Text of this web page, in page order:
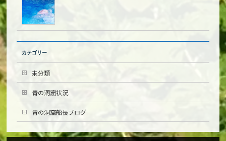
カテゴリー
未分類
青の洞窟状況
青の洞窟船長ブログ